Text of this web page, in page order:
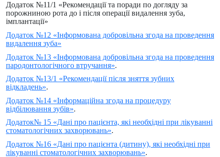
Додаток №11/1 «Рекомендації та поради по догляду за
порожниною рота до і після операції видалення зуба,
імплантації»
Додаток №12 «Інформована добровільна згода на проведення
видалення зуба»
Додаток №13 «Інформована добровільна згода на проведення
пародонтологічного втручання».
Додаток №13/1 «Рекомендації після зняття зубних
відкладень».
Додаток №14 «Інформаційна згода на процедуру
відбілювання зубів».
Додаток№ 15 «Дані про пацієнта, які необхідні при лікуванні
стоматологічних захворювань».
Додаток №16 «Дані про пацієнта (дитину), які необхідні при
лікуванні стоматологічних захворювань».